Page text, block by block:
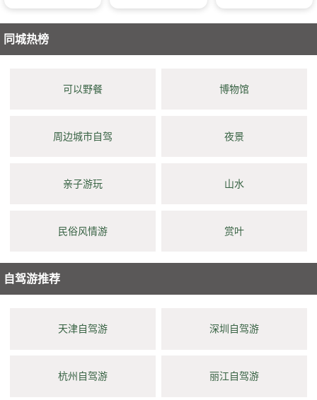
同城热榜
可以野餐 博物馆
周边城市自驾 夜景
亲子游玩 山水
民俗风情游 赏叶
自驾游推荐
天津自驾游 深圳自驾游
杭州自驾游 丽江自驾游